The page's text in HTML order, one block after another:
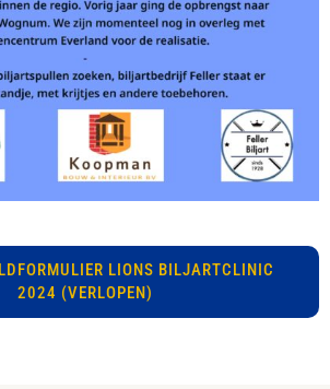
LIONS BILJARTCLINIC
2024 (VERLOPEN)